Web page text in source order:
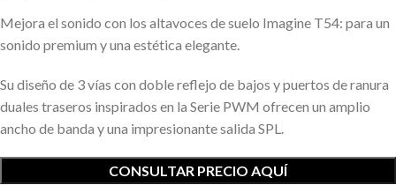
Mejora el sonido con los altavoces de suelo Imagine T54: para un
sonido premium y una estética elegante.
Su diseño de 3 vías con doble reflejo de bajos y puertos de ranura
duales traseros inspirados en la Serie PWM ofrecen un amplio
ancho de banda y una impresionante salida SPL.
CONSULTAR PRECIO AQUÍ